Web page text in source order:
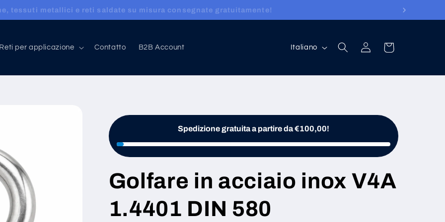
tessuti metallici e reti saldate su misura consegnate gratuitamente!
Reti per applicazione Contatto B2B Account Lingua
Italiano Accedi Carrello
Spedizione gratuita a partire da €100,00!
Golfare in acciaio inox V4A
1.4401 DIN 580